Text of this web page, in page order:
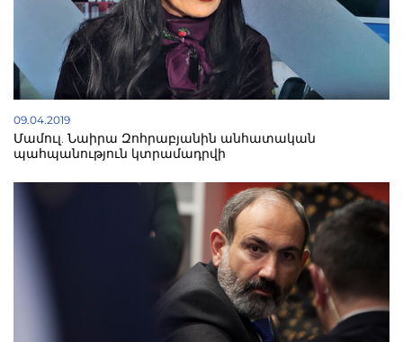
09.04.2019
Մամուլ. Նաիրա Զոհրաբյանին անհատական
պահպանություն կտրամադրվի